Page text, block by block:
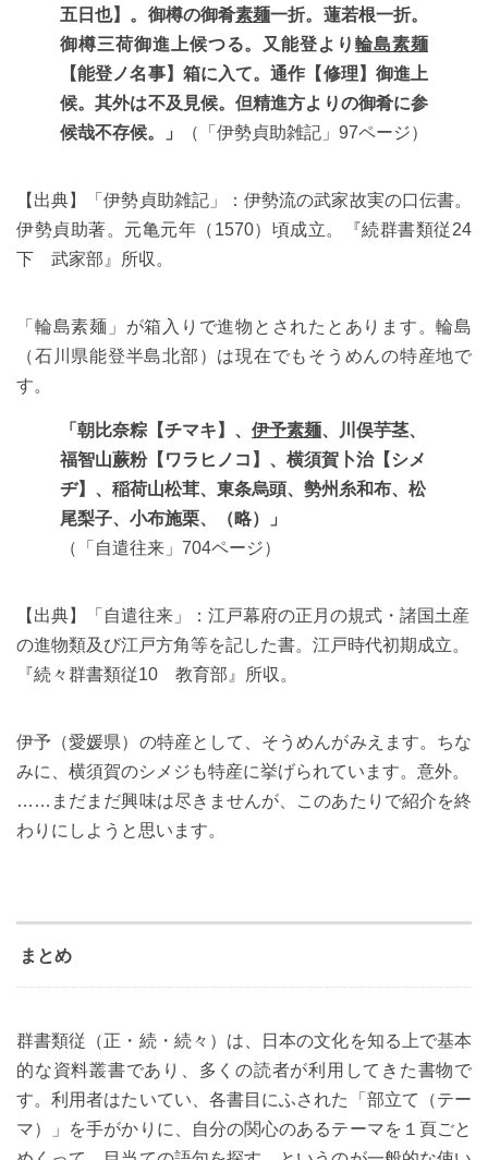
五日也】。御樽の御肴素麺一折。蓮若根一折。
御樽三荷御進上候つる。又能登より輪島素麺
【能登ノ名事】箱に入て。通作【修理】御進上
候。其外は不及見候。但精進方よりの御肴に参
候哉不存候。」
（「伊勢貞助雑記」97ページ）
【出典】「伊勢貞助雑記」：伊勢流の武家故実の口伝書。
伊勢貞助著。元亀元年（1570）頃成立。『続群書類従24
下 武家部』所収。
「輪島素麺」が箱入りで進物とされたとあります。輪島
（石川県能登半島北部）は現在でもそうめんの特産地で
す。
「朝比奈粽【チマキ】、 伊予素麺、川俣芋茎、
福智山蕨粉【ワラヒノコ】、横須賀卜治【シメ
ヂ】、稲荷山松茸、東条烏頭、勢州糸和布、松
尾梨子、小布施栗、（略）」
（「自遣往来」704ページ）
【出典】「自遣往来」：江戸幕府の正月の規式・諸国土産
の進物類及び江戸方角等を記した書。江戸時代初期成立。
『続々群書類従10 教育部』所収。
伊予（愛媛県）の特産として、そうめんがみえます。ちな
みに、横須賀のシメジも特産に挙げられています。意外。
……まだまだ興味は尽きませんが、このあたりで紹介を終
わりにしようと思います。
まとめ
群書類従（正・続・続々）は、日本の文化を知る上で基本
的な資料叢書であり、多くの読者が利用してきた書物で
す。利用者はたいてい、各書目にふされた「部立て（テー
マ）」を手がかりに、自分の関心のあるテーマを１頁ごと